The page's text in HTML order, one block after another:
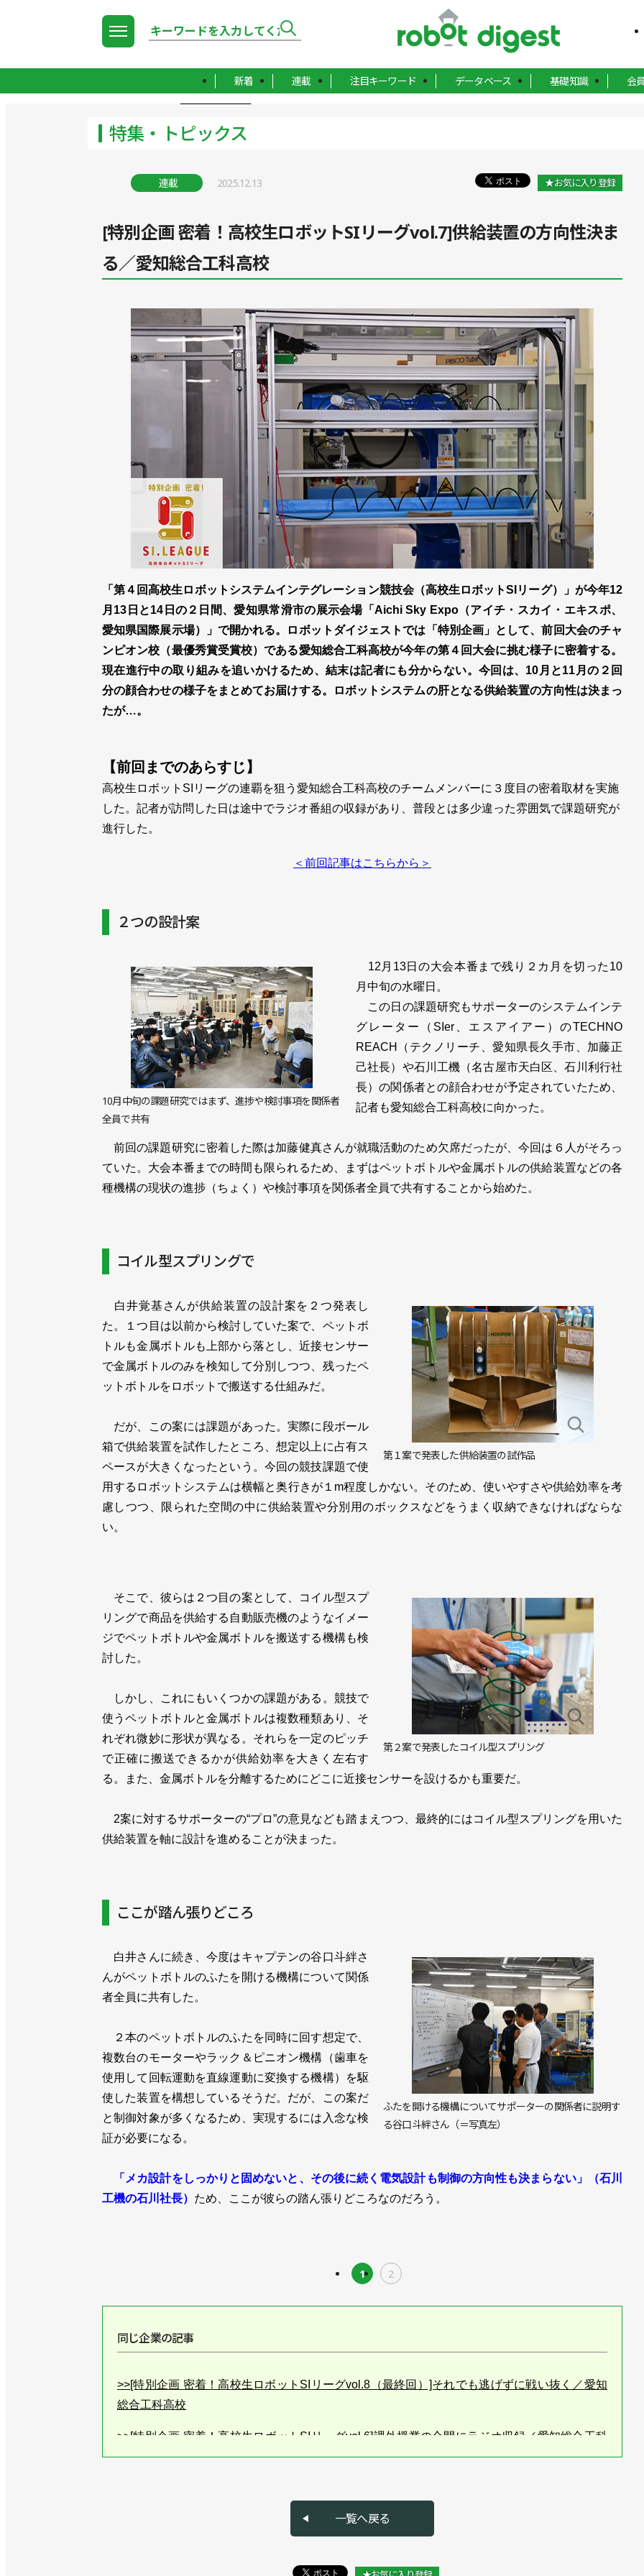
新着 連載 注目キーワード データベース 基礎知識 会
特集・トピックス
連載 2025.12.13 ★お気に入り登録
[特別企画 密着！高校生ロボットSIリーグvol.7]供給装置の方向性決ま
る／愛知総合工科高校
「第４回高校生ロボットシステムインテグレーション競技会（高校生ロボットSIリーグ）」が今年12
月13日と14日の２日間、愛知県常滑市の展示会場「Aichi Sky Expo（アイチ・スカイ・エキスポ、
愛知県国際展示場）」で開かれる。ロボットダイジェストでは「特別企画」として、前回大会のチャ
ンピオン校（最優秀賞受賞校）である愛知総合工科高校が今年の第４回大会に挑む様子に密着する。
現在進行中の取り組みを追いかけるため、結末は記者にも分からない。今回は、10月と11月の２回
分の顔合わせの様子をまとめてお届けする。ロボットシステムの肝となる供給装置の方向性は決まっ
たが…。
【前回までのあらすじ】
高校生ロボットSIリーグの連覇を狙う愛知総合工科高校のチームメンバーに３度目の密着取材を実施
した。記者が訪問した日は途中でラジオ番組の収録があり、普段とは多少違った雰囲気で課題研究が
進行した。
＜前回記事はこちらから＞
２つの設計案
10月中旬の課題研究ではまず、進捗や検討事項を関係者
全員で共有
12月13日の大会本番まで残り２カ月を切った10
月中旬の水曜日。
この日の課題研究もサポーターのシステムインテ
グレーター（SIer、エスアイアー）のTECHNO
REACH（テクノリーチ、愛知県長久手市、加藤正
己社長）や石川工機（名古屋市天白区、石川利行社
長）の関係者との顔合わせが予定されていたため、
記者も愛知総合工科高校に向かった。
前回の課題研究に密着した際は加藤健真さんが就職活動のため欠席だったが、今回は６人がそろっ
ていた。大会本番までの時間も限られるため、まずはペットボトルや金属ボトルの供給装置などの各
種機構の現状の進捗（ちょく）や検討事項を関係者全員で共有することから始めた。
コイル型スプリングで
第１案で発表した供給装置の試作品
白井覚基さんが供給装置の設計案を２つ発表し
た。１つ目は以前から検討していた案で、ペットボ
トルも金属ボトルも上部から落とし、近接センサー
で金属ボトルのみを検知して分別しつつ、残ったペ
ットボトルをロボットで搬送する仕組みだ。
だが、この案には課題があった。実際に段ボール
箱で供給装置を試作したところ、想定以上に占有ス
ペースが大きくなったという。今回の競技課題で使
用するロボットシステムは横幅と奥行きが１m程度しかない。そのため、使いやすさや供給効率を考
慮しつつ、限られた空間の中に供給装置や分別用のボックスなどをうまく収納できなければならな
い。
第２案で発表したコイル型スプリング
そこで、彼らは２つ目の案として、コイル型スプ
リングで商品を供給する自動販売機のようなイメー
ジでペットボトルや金属ボトルを搬送する機構も検
討した。
しかし、これにもいくつかの課題がある。競技で
使うペットボトルと金属ボトルは複数種類あり、そ
れぞれ微妙に形状が異なる。それらを一定のピッチ
で正確に搬送できるかが供給効率を大きく左右す
る。また、金属ボトルを分離するためにどこに近接センサーを設けるかも重要だ。
2案に対するサポーターの“プロ”の意見なども踏まえつつ、最終的にはコイル型スプリングを用いた
供給装置を軸に設計を進めることが決まった。
ここが踏ん張りどころ
ふたを開ける機構についてサポーターの関係者に説明す
る谷口斗絆さん（＝写真左）
白井さんに続き、今度はキャプテンの谷口斗絆さ
んがペットボトルのふたを開ける機構について関係
者全員に共有した。
２本のペットボトルのふたを同時に回す想定で、
複数台のモーターやラック＆ピニオン機構（歯車を
使用して回転運動を直線運動に変換する機構）を駆
使した装置を構想しているそうだ。だが、この案だ
と制御対象が多くなるため、実現するには入念な検
証が必要になる。
「メカ設計をしっかりと固めないと、その後に続く電気設計も制御の方向性も決まらない」（石川
工機の石川社長） ため、ここが彼らの踏ん張りどころなのだろう。
1 2
同じ企業の記事
>>[特別企画 密着！高校生ロボットSIリーグvol.8（最終回）]それでも逃げずに戦い抜く／愛知
総合工科高校
>>[特別企画 密着！高校生ロボットSIリーグvol.6]課外授業の合間にラジオ収録／愛知総合工科
高校
>>[特別企画 密着！ 高校生ロボットSIリーグvol.4]２班に分かれて授業、講師も記者も感心／愛
一覧へ戻る